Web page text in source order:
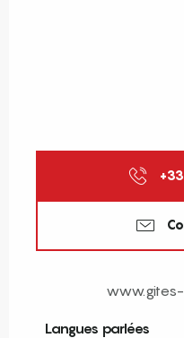
Langues parlées
Langues parlées